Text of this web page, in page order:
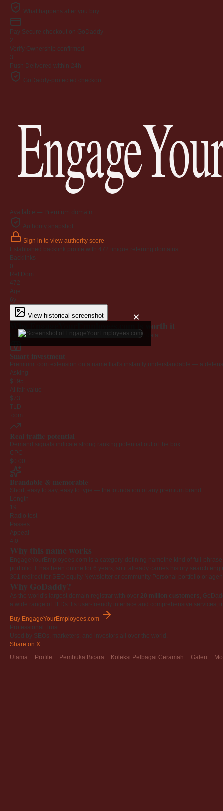
What happens after you buy
Pay Secure checkout on GoDaddy
2
Verify Ownership confirmed
3
Push Delivered within 24h
GoDaddy-protected checkout
Available — Premium domain
Authority snapshot
Sign in to view authority score
Established backlink profile with 472 unique referring domains.
Backlinks
0
Ref Dom
472
Age
6y
View historical screenshot ×
Why EngageYourEmployees.com is worth it
Every claim below is backed by verified third-party data.
Smart investment
Premium .com extension on a name that's instantly understandable — a
Asking
$195
AI fair value
$73
TLD
.com
Real traffic potential
Demand signals indicate strong ranking potential out of the box.
CPC
$0.00
Brandable & memorable
Short, easy to say, easy to type — the foundation of any premium brand.
Length
19
Radio test
Passes
Appeal
4.0
Why this name works
EngageYourEmployees.com is a category-defining namethe kind of full-
portfolio. It has been online for 6 years, so it already carries history search
301 redirect for SEO equity Newsletter or community Personal portfolio or
Why GoDaddy?
As the world's largest domain registrar with over 20 million customers,
a wide range of TLDs. Its user-friendly interface and comprehensive
Buy EngageYourEmployees.com
Professional Trust
Used by SEOs, marketers, and investors all over the world.
Share on X
Utama
Profile Pembuka Bicara Koleksi Pelbagai Ceramah Galeri